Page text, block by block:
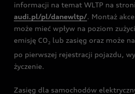
informacji na temat WLTP na
audi.pl/pl/danewltp/. Montaż
może mieć wpływ na poziom
emisję CO 2 lub zasięg oraz może
po pierwszej rejestracji pojazdu,
życzenie.
Zasięg dla samochodów